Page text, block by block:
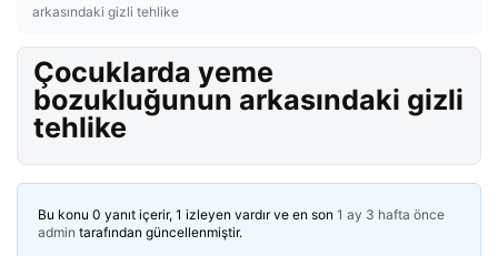
arkasındaki gizli tehlike
Çocuklarda yeme
bozukluğunun arkasındaki gizli
tehlike
Bu konu 0 yanıt içerir, 1 izleyen vardır ve en son 1 ay 3 hafta önce
admin tarafından güncellenmiştir.